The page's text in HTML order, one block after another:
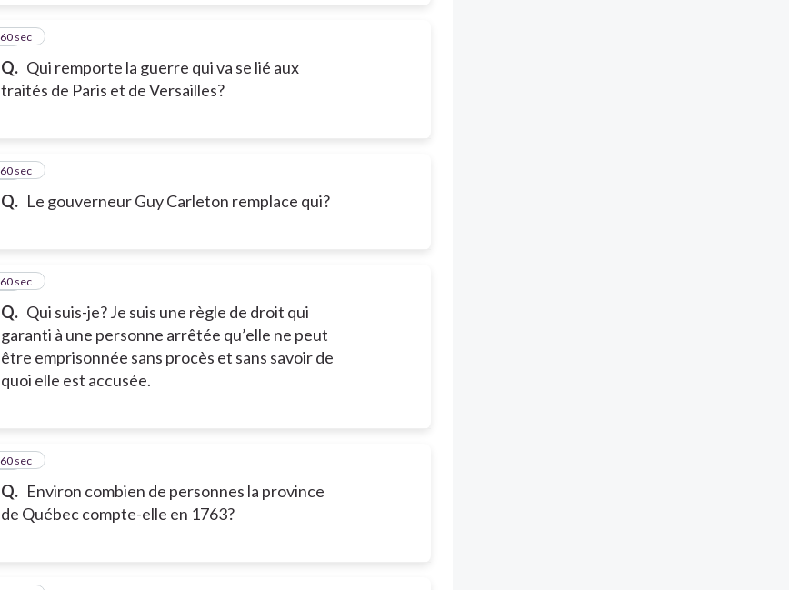
Q. Qui remporte la guerre qui va se lié aux
traités de Paris et de Versailles?
10
60 sec
Q. Le gouverneur Guy Carleton remplace qui?
11
60 sec
Q. Qui suis-je? Je suis une règle de droit qui
garanti à une personne arrêtée qu’elle ne peut
être emprisonnée sans procès et sans savoir de
quoi elle est accusée.
12
60 sec
Q. Environ combien de personnes la province
de Québec compte-elle en 1763?
13
60 sec